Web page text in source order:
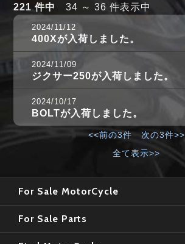
221 件中 34 ～ 36 件表示中
2024/11/12
400Xが入荷しました。
2024/11/09
ジクサー250が入荷しました。
2024/10/17
BOLTが入荷しました。
<<前の3件
次の3件>>
全て表示>>
For Sale MotorCycle
For Sale Parts